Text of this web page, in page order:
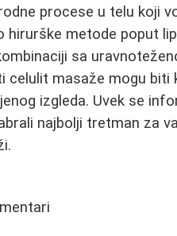
procese u telu koji
hirurške metode poput
sa
celulit masaže mogu biti
izgleda. Uvek se
najbolji tretman za